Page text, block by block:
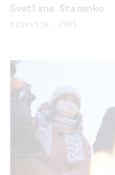
Svetlana Stasenko
Krievija, 2021